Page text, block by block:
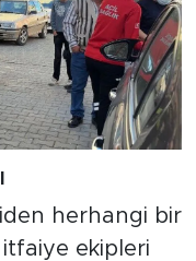
herhangi bir
itfaiye ekipleri